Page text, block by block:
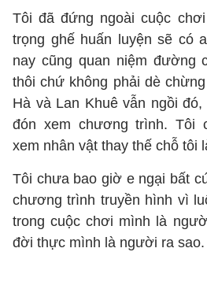
Tôi đã đứng ngoài cuộc
trọng ghế huấn luyện sẽ có
nay cũng quan niệm đường
thôi chứ không phải dè
Hà và Lan Khuê vẫn ngồi
đón xem chương trình. Tôi
xem nhân vật thay thế chỗ tôi
Tôi chưa bao giờ e ngại bất
chương trình truyền hình vì
trong cuộc chơi mình là
đời thực mình là người ra sao.